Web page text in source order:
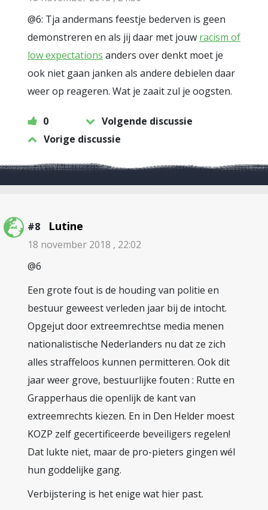
@6: Tja andermans feestje bederven is geen
demonstreren en als jij daar met jouw racism of
low expectations anders over denkt moet je
ook niet gaan janken als andere debielen daar
weer op reageren. Wat je zaait zul je oogsten.
0
Volgende discussie
Vorige discussie
#8 Lutine
18 november 2018 , 22:02
@6
Een grote fout is de houding van politie en
bestuur geweest verleden jaar bij de intocht.
Opgejut door extreemrechtse media menen
nationalistische Nederlanders nu dat ze zich
alles straffeloos kunnen permitteren. Ook dit
jaar weer grove, bestuurlijke fouten : Rutte en
Grapperhaus die openlijk de kant van
extreemrechts kiezen. En in Den Helder moest
KOZP zelf gecertificeerde beveiligers regelen!
Dat lukte niet, maar de pro-pieters gingen wél
hun goddelijke gang.
Verbijstering is het enige wat hier past.